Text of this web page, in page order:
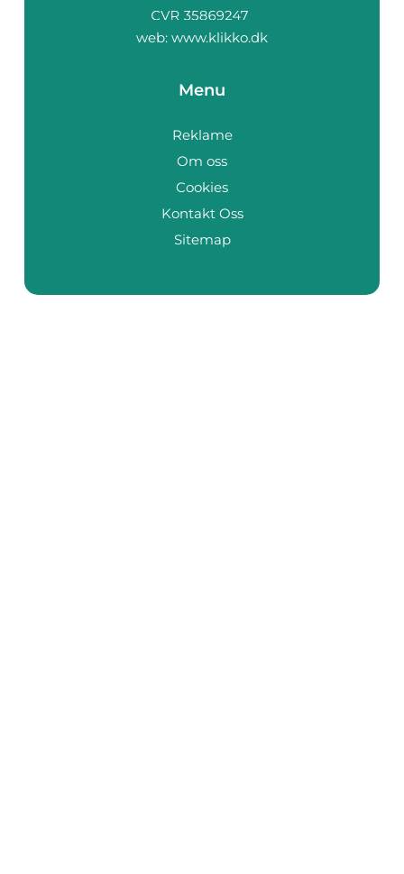
web: www.klikko.dk
Menu
Reklame
Om oss
Cookies
Kontakt Oss
Sitemap